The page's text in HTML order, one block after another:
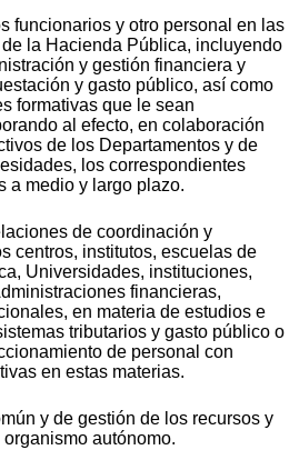
funcionarios y otro personal en las
la Hacienda Pública, incluyendo
y gestión financiera y
y gasto público, así como
formativas que le sean
al efecto, en colaboración
de los Departamentos y de
los correspondientes
a medio y largo plazo.
de coordinación y
centros, institutos, escuelas de
Universidades, instituciones,
financieras,
en materia de estudios e
tributarios y gasto público o
de personal con
en estas materias.
y de gestión de los recursos y
autónomo.